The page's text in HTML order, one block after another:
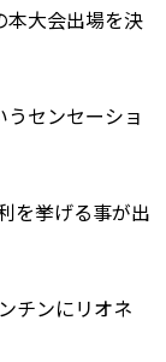
本大会出場を決
センセーショ
を挙げる事が出
チンにリオネ